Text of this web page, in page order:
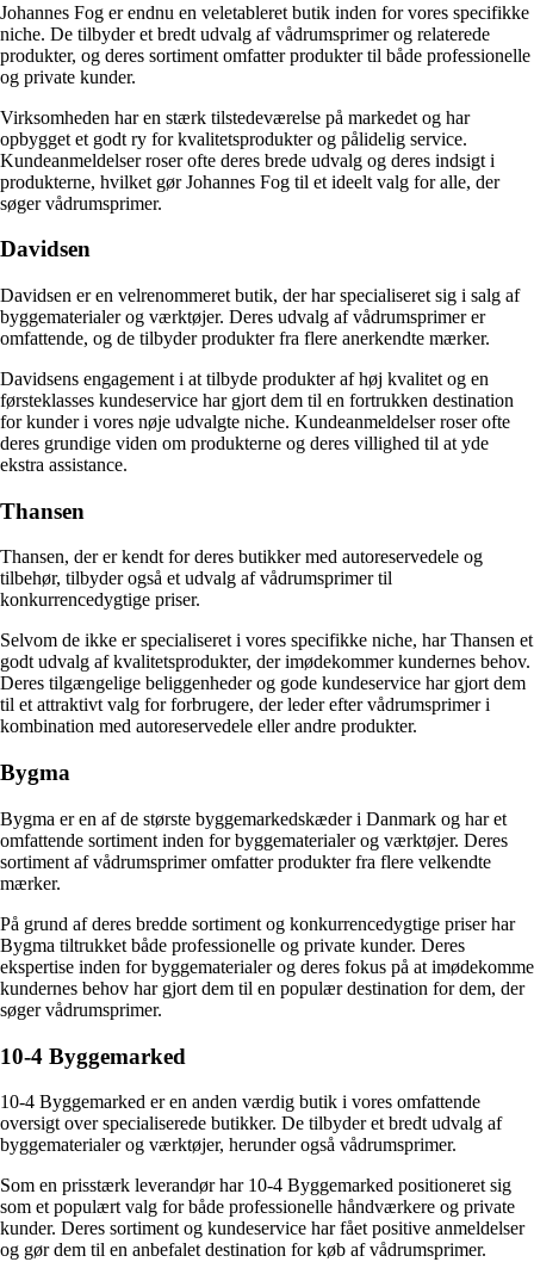
Johannes Fog er endnu en veletableret butik inden for vores specifikke
niche. De tilbyder et bredt udvalg af vådrumsprimer og relaterede
produkter, og deres sortiment omfatter produkter til både professionelle
og private kunder.
Virksomheden har en stærk tilstedeværelse på markedet og har
opbygget et godt ry for kvalitetsprodukter og pålidelig service.
Kundeanmeldelser roser ofte deres brede udvalg og deres indsigt i
produkterne, hvilket gør Johannes Fog til et ideelt valg for alle, der
søger vådrumsprimer.
Davidsen
Davidsen er en velrenommeret butik, der har specialiseret sig i salg af
byggematerialer og værktøjer. Deres udvalg af vådrumsprimer er
omfattende, og de tilbyder produkter fra flere anerkendte mærker.
Davidsens engagement i at tilbyde produkter af høj kvalitet og en
førsteklasses kundeservice har gjort dem til en fortrukken destination
for kunder i vores nøje udvalgte niche. Kundeanmeldelser roser ofte
deres grundige viden om produkterne og deres villighed til at yde
ekstra assistance.
Thansen
Thansen, der er kendt for deres butikker med autoreservedele og
tilbehør, tilbyder også et udvalg af vådrumsprimer til
konkurrencedygtige priser.
Selvom de ikke er specialiseret i vores specifikke niche, har Thansen et
godt udvalg af kvalitetsprodukter, der imødekommer kundernes behov.
Deres tilgængelige beliggenheder og gode kundeservice har gjort dem
til et attraktivt valg for forbrugere, der leder efter vådrumsprimer i
kombination med autoreservedele eller andre produkter.
Bygma
Bygma er en af de største byggemarkedskæder i Danmark og har et
omfattende sortiment inden for byggematerialer og værktøjer. Deres
sortiment af vådrumsprimer omfatter produkter fra flere velkendte
mærker.
På grund af deres bredde sortiment og konkurrencedygtige priser har
Bygma tiltrukket både professionelle og private kunder. Deres
ekspertise inden for byggematerialer og deres fokus på at imødekomme
kundernes behov har gjort dem til en populær destination for dem, der
søger vådrumsprimer.
10-4 Byggemarked
10-4 Byggemarked er en anden værdig butik i vores omfattende
oversigt over specialiserede butikker. De tilbyder et bredt udvalg af
byggematerialer og værktøjer, herunder også vådrumsprimer.
Som en prisstærk leverandør har 10-4 Byggemarked positioneret sig
som et populært valg for både professionelle håndværkere og private
kunder. Deres sortiment og kundeservice har fået positive anmeldelser
og gør dem til en anbefalet destination for køb af vådrumsprimer.